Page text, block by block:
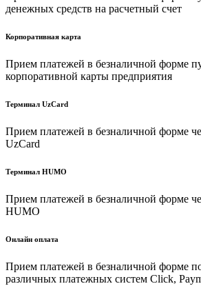
денежных средств на расчетный счет
Корпоративная карта
Прием платежей в безналичной форме
корпоративной карты предприятия
Терминал UzCard
Прием платежей в безналичной форме
UzCard
Терминал HUMO
Прием платежей в безналичной форме
HUMO
Онлайн оплата
Прием платежей в безналичной форме
различных платежных систем Click,